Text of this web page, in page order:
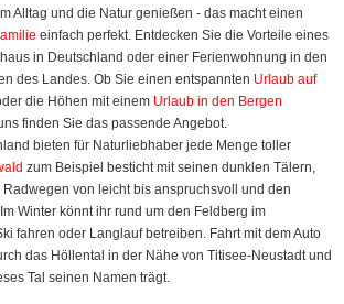
Alltag und die Natur genießen - das macht einen
einfach perfekt. Entdecken Sie die Vorteile eines
in Deutschland oder einer Ferienwohnung in den
des Landes. Ob Sie einen entspannten Urlaub auf
die Höhen mit einem Urlaub in den Bergen
finden Sie das passende Angebot.
bieten für Naturliebhaber jede Menge toller
zum Beispiel besticht mit seinen dunklen Tälern,
von leicht bis anspruchsvoll und den
Winter könnt ihr rund um den Feldberg im
fahren oder Langlauf betreiben. Fahrt mit dem Auto
das Höllental in der Nähe von Titisee-Neustadt und
Tal seinen Namen trägt.